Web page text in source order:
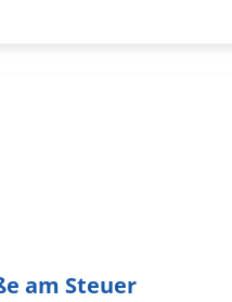
am Steuer